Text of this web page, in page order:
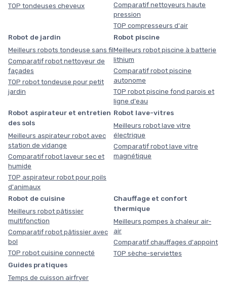
TOP tondeuses cheveux
Comparatif nettoyeurs haute
pression
TOP compresseurs d'air
Robot de jardin
Meilleurs robots tondeuse sans fil
Comparatif robot nettoyeur de
façades
TOP robot tondeuse pour petit
jardin
Robot piscine
Meilleurs robot piscine à batterie
lithium
Comparatif robot piscine
autonome
TOP robot piscine fond parois et
ligne d'eau
Robot aspirateur et entretien
des sols
Meilleurs aspirateur robot avec
station de vidange
Comparatif robot laveur sec et
humide
TOP aspirateur robot pour poils
d'animaux
Robot lave-vitres
Meilleurs robot lave vitre
électrique
Comparatif robot lave vitre
magnétique
Robot de cuisine
Meilleurs robot pâtissier
multifonction
Comparatif robot pâtissier avec
bol
TOP robot cuisine connecté
Chauffage et confort
thermique
Meilleurs pompes à chaleur air-
air
Comparatif chauffages d'appoint
TOP sèche-serviettes
Guides pratiques
Temps de cuisson airfryer